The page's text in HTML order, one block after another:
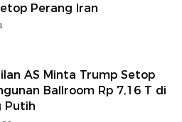
Perang Iran
AS Minta Trump Setop
Ballroom Rp 7,16 T di
Putih